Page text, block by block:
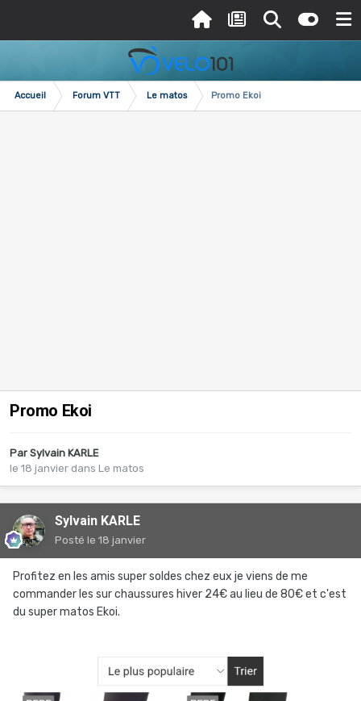
Accueil Forum VTT Le matos Promo Ekoi
Promo Ekoi
Par Sylvain KARLE
le 18 janvier dans Le matos
Sylvain KARLE
Posté le 18 janvier
Profitez en les amis super soldes chez eux je viens de me
commander les sur chaussures hiver 24€ au lieu de 80€ et c'est
du super matos Ekoi.